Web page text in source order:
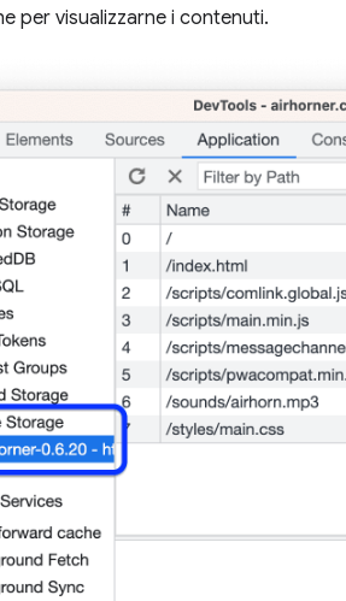
per visualizzarne i contenuti.